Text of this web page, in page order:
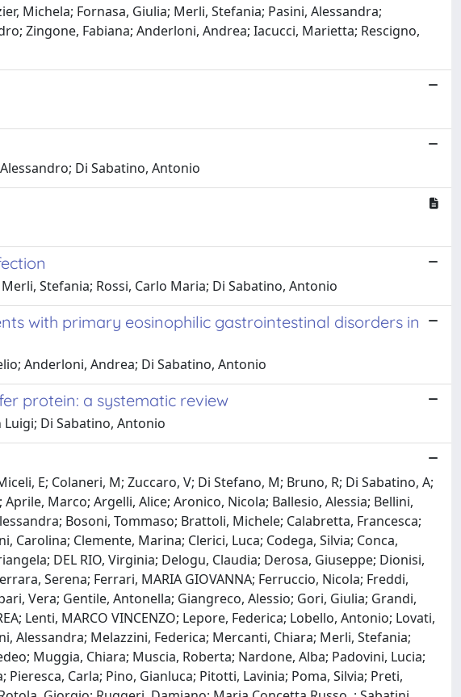
Michela; Fornasa, Giulia; Merli, Stefania; Pasini, Alessandra;
Zingone, Fabiana; Anderloni, Andrea; Iacucci, Marietta; Rescigno,
Di Sabatino, Antonio
Stefania; Rossi, Carlo Maria; Di Sabatino, Antonio
with primary eosinophilic gastrointestinal disorders in
Anderloni, Andrea; Di Sabatino, Antonio
protein: a systematic review
Luigi; Di Sabatino, Antonio
E; Colaneri, M; Zuccaro, V; Di Stefano, M; Bruno, R; Di Sabatino, A;
Marco; Argelli, Alice; Aronico, Nicola; Ballesio, Alessia; Bellini,
Bosoni, Tommaso; Brattoli, Michele; Calabretta, Francesca;
Carolina; Clemente, Marina; Clerici, Luca; Codega, Silvia; Conca,
DEL RIO, Virginia; Delogu, Claudia; Derosa, Giuseppe; Dionisi,
Serena; Ferrari, MARIA GIOVANNA; Ferruccio, Nicola; Freddi,
Vera; Gentile, Antonella; Giangreco, Alessio; Gori, Giulia; Grandi,
Lenti, MARCO VINCENZO; Lepore, Federica; Lobello, Antonio; Lovati,
Alessandra; Melazzini, Federica; Mercanti, Chiara; Merli, Stefania;
Muggia, Chiara; Muscia, Roberta; Nardone, Alba; Padovini, Lucia;
Carla; Pino, Gianluca; Pitotti, Lavinia; Poma, Silvia; Preti,